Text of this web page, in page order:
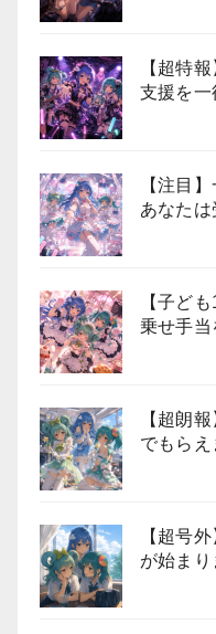
【超特
支援を一
【注目
あなたは
【子ど
乗せ手当
【超朗
でもら
【超号
が始ま